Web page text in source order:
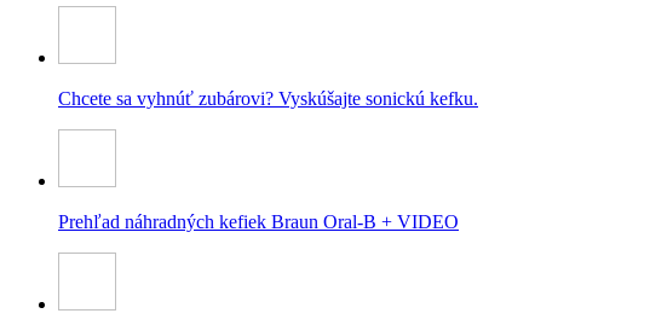
Chcete sa vyhnúť zubárovi? Vyskúšajte sonickú kefku.
Prehľad náhradných kefiek Braun Oral-B + VIDEO